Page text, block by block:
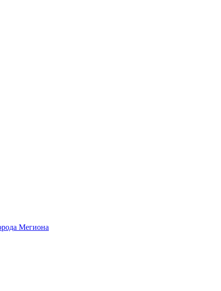
Мегиона